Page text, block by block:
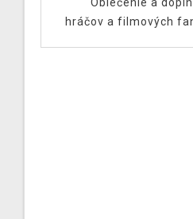
hráčov a filmových